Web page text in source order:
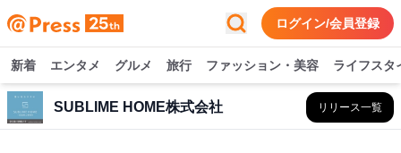
ログイン/会員登録
新着 エンタメ グルメ 旅行 ファッション・美容 ライフスタ
SUBLIME HOME株式会社 リリース一覧